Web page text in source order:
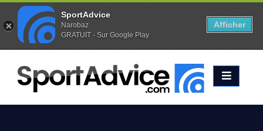
Favoris (0) Alertes (0)
ACCUEIL
SKIS
2020
SportAdvice
Narobaz
GRATUIT - Sur Google Play
Afficher